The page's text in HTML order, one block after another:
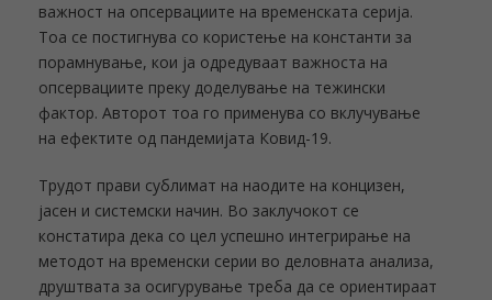
важност на опсервациите на временската серија.
Тоа се постигнува со користење на константи за
порамнување, кои ја одредуваат важноста на
опсервациите преку доделување на тежински
фактор. Авторот тоа го применува со вклучување
на ефектите од пандемијата Ковид-19.
Трудот прави сублимат на наодите на концизен,
јасен и системски начин. Во заклучокот се
констатира дека со цел успешно интегрирање на
методот на временски серии во деловната анализа,
друштвата за осигурување треба да се ориентираат